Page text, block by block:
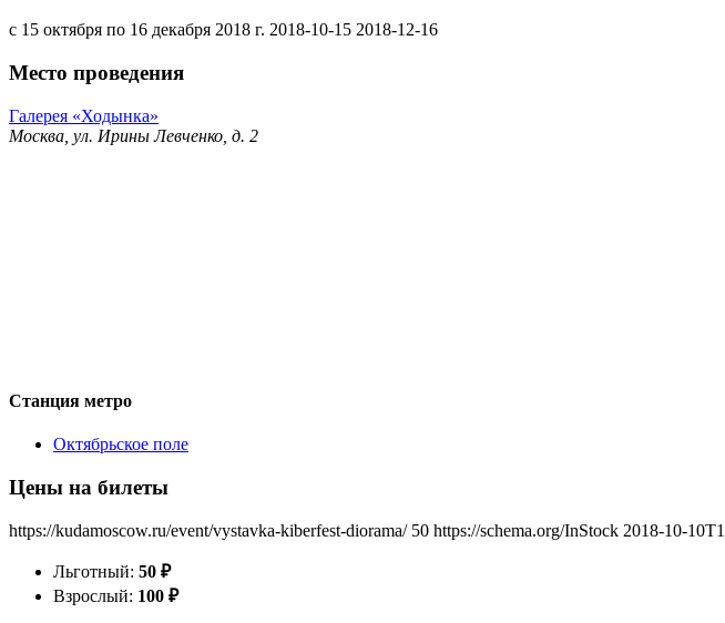
с 15 октября по 16 декабря 2018 г. 2018-10-15 2018-12-16
Место проведения
Галерея «Ходынка»
Москва, ул. Ирины Левченко, д. 2
Станция метро
Октябрьское поле
Цены на билеты
https://kudamoscow.ru/event/vystavka-kiberfest-diorama/ 50 https://schema.org/InStock 2018-10-
Льготный: 50 ₽
Взрослый: 100 ₽